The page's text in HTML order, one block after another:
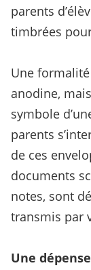
parents
timbrées
Une
anodine,
symbole
parents
de ces
documents
notes, sont
transmis par
Une